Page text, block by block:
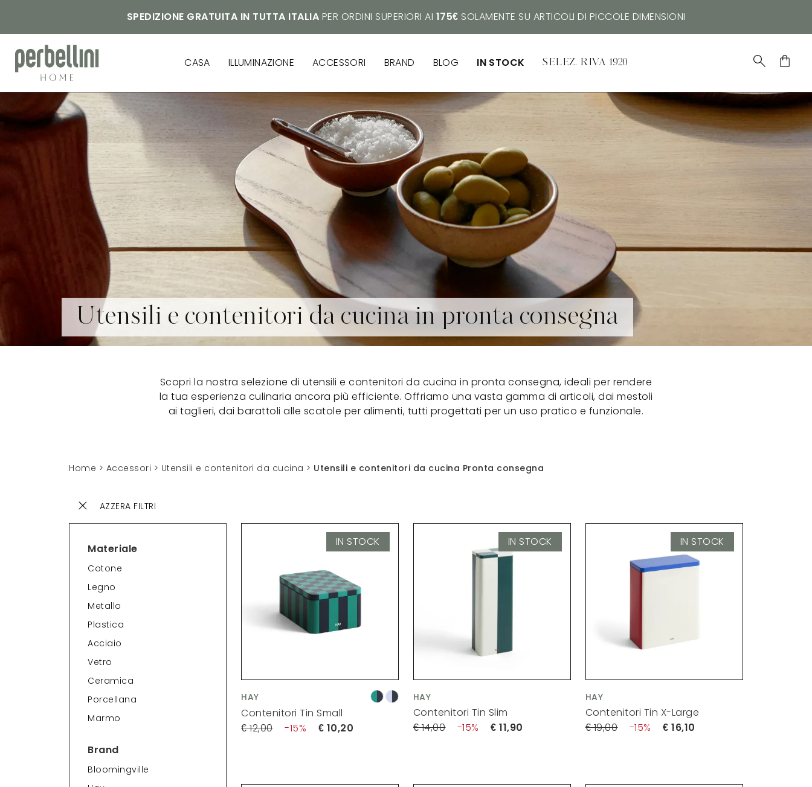
SPEDIZIONE GRATUITA IN TUTTA ITALIA PER ORDINI SUPERIORI AI 175€ SOLAMENTE SU ARTICOLI DI PICCOLE DIMENSIONI
CASA ILLUMINAZIONE ACCESSORI BRAND BLOG IN STOCK SELEZ. RIVA 1920
Utensili e contenitori da cucina in pronta consegna
Scopri la nostra selezione di utensili e contenitori da cucina in pronta consegna, ideali per rendere
la tua esperienza culinaria ancora più efficiente. Offriamo una vasta gamma di articoli, dai mestoli
ai taglieri, dai barattoli alle scatole per alimenti, tutti progettati per un uso pratico e funzionale.
Home > Accessori > Utensili e contenitori da cucina > Utensili e contenitori da cucina Pronta consegna
AZZERA FILTRI
Materiale
Cotone
Legno
Metallo
Plastica
Acciaio
Vetro
Ceramica
Porcellana
Marmo
Brand
Bloomingville
HAY
Contenitori Tin Small
12,00
15 10,20
IN STOCK
HAY
Contenitori Tin Slim
14,00
15 11,90
IN STOCK
HAY
Contenitori Tin X-Large
19,00
15 16,10
IN STOCK